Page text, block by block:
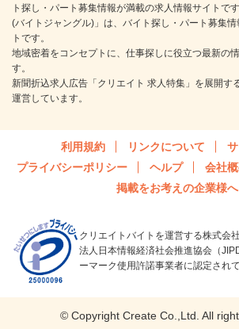
ト探し・パート募集情報が満載の求人情報サイトで
(バイトジャングル)」は、バイト探し・パート募集
トです。
地域密着をコンセプトに、仕事探しに役立つ最新の
す。
新聞折込求人広告「クリエイト 求人特集」を展開す
運営しています。
利用規約 リンクについて
プライバシーポリシー
ヘルプ 会社
掲載をお考えの企業様へ
クリエイトバイトを運営する株式会
法人日本情報経済社会推進協会（
ーマーク使用許諾事業者に認定されて
© Copyright Create Co.,Ltd. All